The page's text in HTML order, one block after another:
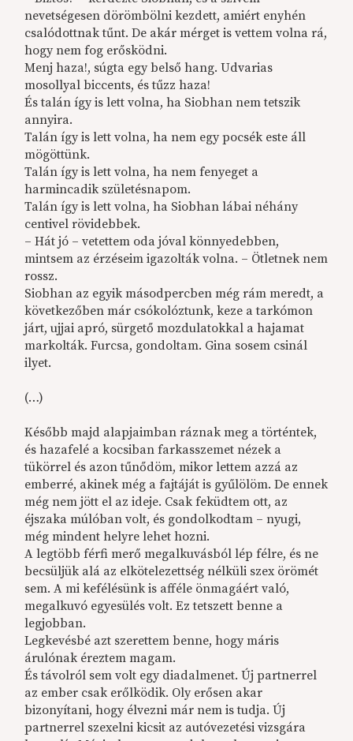
nevetségesen dörömbölni kezdett, amiért enyhén
csalódottnak tűnt. De akár mérget is vettem volna rá,
hogy nem fog erősködni.
Menj haza!, súgta egy belső hang. Udvarias
mosollyal biccents, és tűzz haza!
És talán így is lett volna, ha Siobhan nem tetszik
annyira.
Talán így is lett volna, ha nem egy pocsék este áll
mögöttünk.
Talán így is lett volna, ha nem fenyeget a
harmincadik születésnapom.
Talán így is lett volna, ha Siobhan lábai néhány
centivel rövidebbek.
– Hát jó – vetettem oda jóval könnyedebben,
mintsem az érzéseim igazolták volna. – Ötletnek nem
rossz.
Siobhan az egyik másodpercben még rám meredt, a
következőben már csókolóztunk, keze a tarkómon
járt, ujjai apró, sürgető mozdulatokkal a hajamat
markolták. Furcsa, gondoltam. Gina sosem csinál
ilyet.
(…)
Később majd alapjaimban ráznak meg a történtek,
és hazafelé a kocsiban farkasszemet nézek a
tükörrel és azon tűnődöm, mikor lettem azzá az
emberré, akinek még a fajtáját is gyűlölöm. De ennek
még nem jött el az ideje. Csak feküdtem ott, az
éjszaka múlóban volt, és gondolkodtam – nyugi,
még mindent helyre lehet hozni.
A legtöbb férfi merő megalkuvásból lép félre, és ne
becsüljük alá az elkötelezettség nélküli szex örömét
sem. A mi kefélésünk is afféle önmagáért való,
megalkuvó egyesülés volt. Ez tetszett benne a
legjobban.
Legkevésbé azt szerettem benne, hogy máris
árulónak éreztem magam.
És távolról sem volt egy diadalmenet. Új partnerrel
az ember csak erőlködik. Oly erősen akar
bizonyítani, hogy élvezni már nem is tudja. Új
partnerrel szexelni kicsit az autóvezetési vizsgára